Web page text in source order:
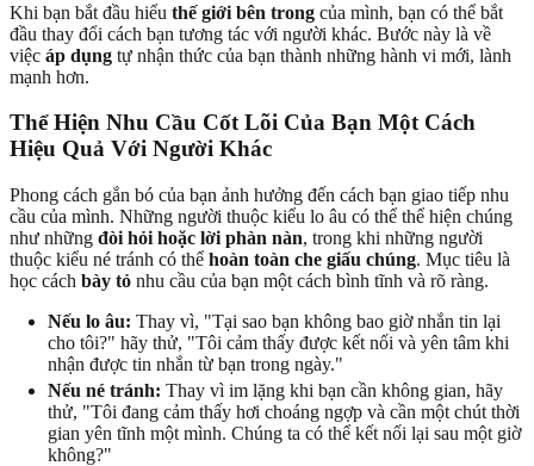
Khi bạn bắt đầu hiểu thế giới bên trong của mình, bạn có thể bắt
đầu thay đổi cách bạn tương tác với người khác. Bước này là về
việc áp dụng tự nhận thức của bạn thành những hành vi mới, lành
mạnh hơn.
Thể Hiện Nhu Cầu Cốt Lõi Của Bạn Một Cách
Hiệu Quả Với Người Khác
Phong cách gắn bó của bạn ảnh hưởng đến cách bạn giao tiếp nhu
cầu của mình. Những người thuộc kiểu lo âu có thể thể hiện chúng
như những đòi hỏi hoặc lời phàn nàn, trong khi những người
thuộc kiểu né tránh có thể hoàn toàn che giấu chúng. Mục tiêu là
học cách bày tỏ nhu cầu của bạn một cách bình tĩnh và rõ ràng.
Nếu lo âu: Thay vì, "Tại sao bạn không bao giờ nhắn tin lại
cho tôi?" hãy thử, "Tôi cảm thấy được kết nối và yên tâm khi
nhận được tin nhắn từ bạn trong ngày."
Nếu né tránh: Thay vì im lặng khi bạn cần không gian, hãy
thử, "Tôi đang cảm thấy hơi choáng ngợp và cần một chút thời
gian yên tĩnh một mình. Chúng ta có thể kết nối lại sau một giờ
không?"